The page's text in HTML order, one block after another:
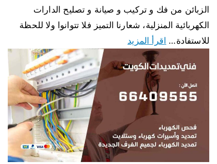
الزبائن من فك و تركيب و صيانة و تصليح الدارات
الكهربائية المنزلية، شعارنا التميز فلا تتوانوا ولا للحظة
للاستفادة… اقرأ المزيد